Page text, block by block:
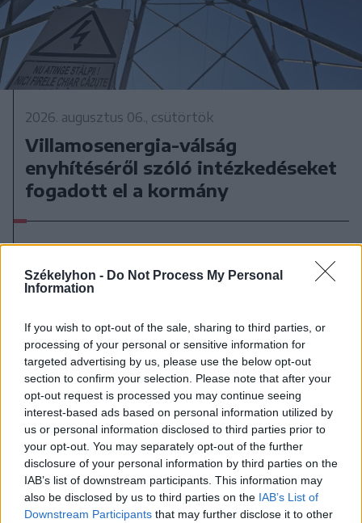
Székelyhon - Do Not Process My Personal
Information
If you wish to opt-out of the sale, sharing to third parties, or
processing of your personal or sensitive information for
targeted advertising by us, please use the below opt-out
section to confirm your selection. Please note that after your
opt-out request is processed you may continue seeing
interest-based ads based on personal information utilized by
us or personal information disclosed to third parties prior to
your opt-out. You may separately opt-out of the further
disclosure of your personal information by third parties on the
IAB’s list of downstream participants. This information may
also be disclosed by us to third parties on the IAB’s List of
Downstream Participants that may further disclose it to other
2026. augusztus 06., csütörtök
Villamosenergia-válság
enyhítéséről szóló intézkedéseket
fogadott el a kormány